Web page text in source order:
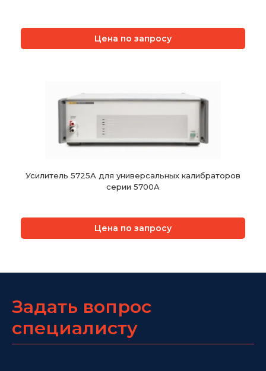
Цена по запросу
Усилитель 5725A для универсальных калибраторов
серии 5700A
Цена по запросу
Задать вопрос
специалисту